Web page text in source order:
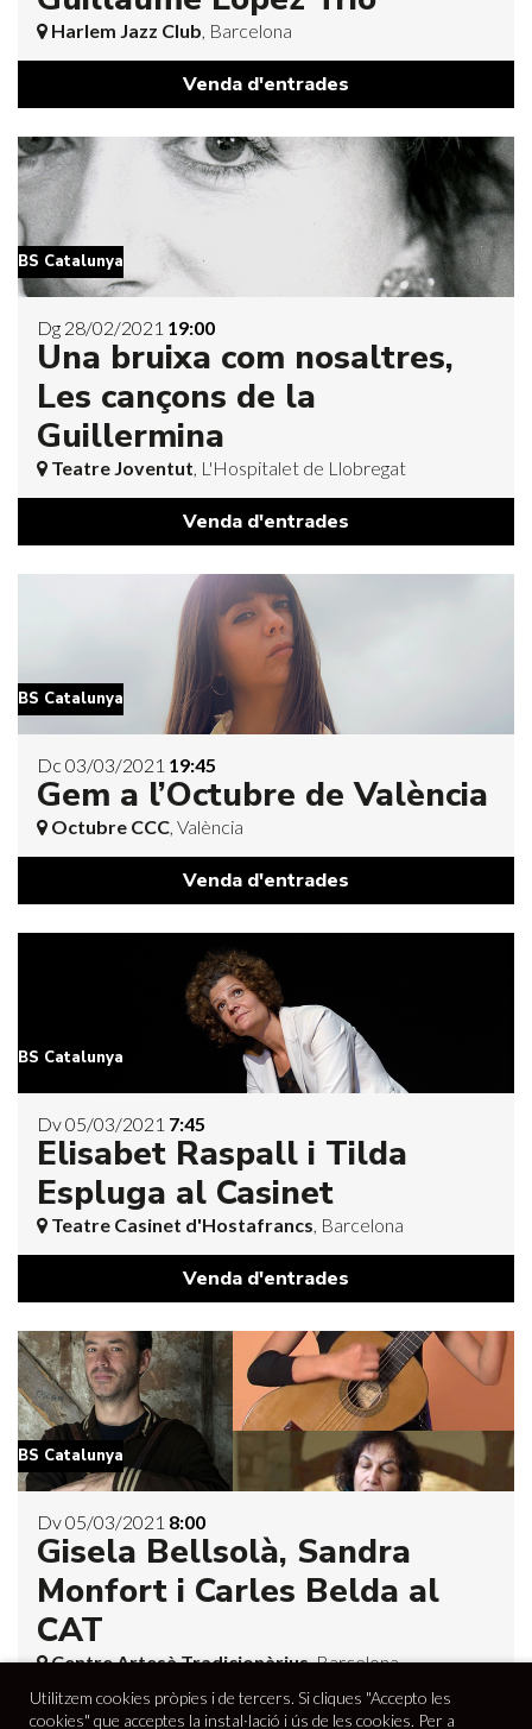
Harlem Jazz Club, Barcelona
Venda d'entrades
BS Catalunya
Dg 28/02/2021 19:00
Una bruixa com nosaltres,
Les cançons de la
Guillermina
Teatre Joventut, L'Hospitalet de Llobregat
Venda d'entrades
BS Catalunya
Dc 03/03/2021 19:45
Gem a l’Octubre de València
Octubre CCC, València
Venda d'entrades
BS Catalunya
Dv 05/03/2021 7:45
Elisabet Raspall i Tilda
Espluga al Casinet
Teatre Casinet d'Hostafrancs, Barcelona
Venda d'entrades
BS Catalunya
Dv 05/03/2021 8:00
Gisela Bellsolà, Sandra
Monfort i Carles Belda al
CAT
Centre Artesà Tradicionàrius, Barcelona
Venda d'entrades
Utilitzem cookies pròpies i de tercers. Si cliques "Accepto les
cookies" que acceptes la instal·lació i ús de les cookies. Per a